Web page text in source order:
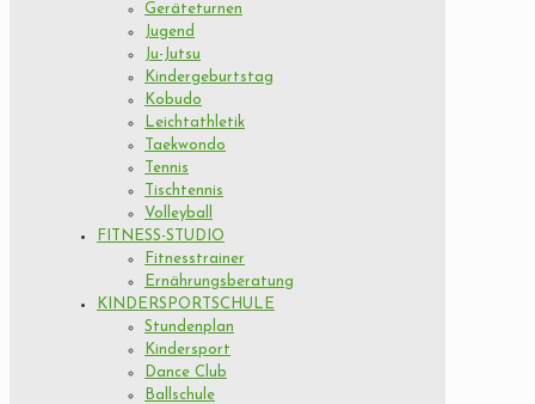
Geräteturnen
Jugend
Ju-Jutsu
Kindergeburtstag
Kobudo
Leichtathletik
Taekwondo
Tennis
Tischtennis
Volleyball
FITNESS-STUDIO
Fitnesstrainer
Ernährungsberatung
KINDERSPORTSCHULE
Stundenplan
Kindersport
Dance Club
Ballschule